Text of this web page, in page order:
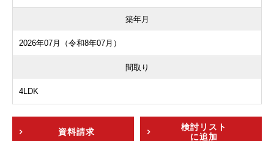
築年月
2026年07月（令和8年07月）
間取り
4LDK
資料請求
検討リスト
に追加